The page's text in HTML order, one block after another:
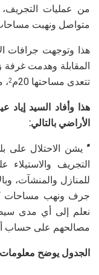
من عمليات
متواصل ونهبت مساحات
هذا وتوجهت جرافات
المقابلة وهدمت غرفة
تتعدى مساحتها 20م
2،
هذا وأفاد السيد
الأراضي بالتالي:
” يشن الاحتلال
التجريف
جرف ونهب مساحات
نعلم إلى أي مدى
مصالحهم على حساب
الجدول يوضح